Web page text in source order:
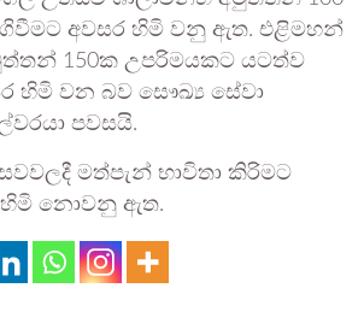
අවසර හිමි වනු ඇත. එළිමහන්
150ක උපරිමයකට යටත්ව
හිමි වන බව සෞඛ්‍ය සේවා
පවසයි.
මත්පැන් භාවිතා කිරිමට
හිමි නොවනු ඇත.